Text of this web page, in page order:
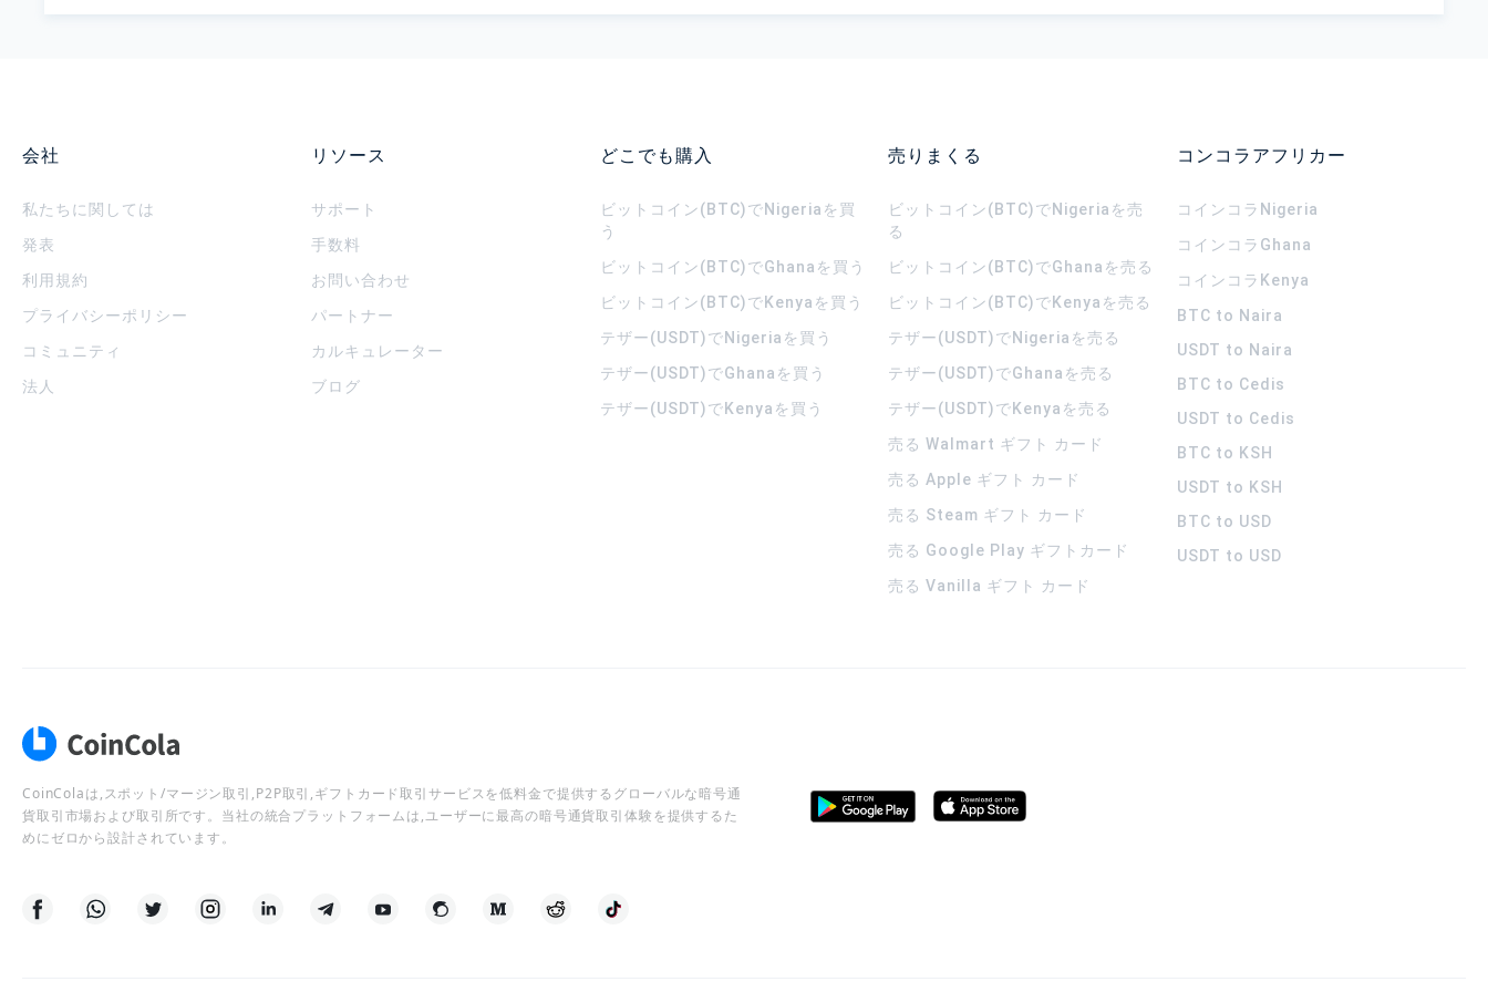
会社
私たちに関しては
発表
利用規約
プライバシーポリシー
コミュニティ
法人
リソース
サポート
手数料
お問い合わせ
パートナー
カルキュレーター
ブログ
どこでも購入
ビットコイン(BTC)でNigeriaを買
う
ビットコイン(BTC)でGhanaを買う
ビットコイン(BTC)でKenyaを買う
テザー(USDT)でNigeriaを買う
テザー(USDT)でGhanaを買う
テザー(USDT)でKenyaを買う
売りまくる
ビットコイン(BTC)でNigeriaを売
る
ビットコイン(BTC)でGhanaを売る
ビットコイン(BTC)でKenyaを売る
テザー(USDT)でNigeriaを売る
テザー(USDT)でGhanaを売る
テザー(USDT)でKenyaを売る
売る Walmart ギフト カード
売る Apple ギフト カード
売る Steam ギフト カード
売る Google Play ギフトカード
売る Vanilla ギフト カード
コンコラアフリカー
コインコラ Nigeria
コインコラ Ghana
コインコラ Kenya
BTC to Naira
USDT to Naira
BTC to Cedis
USDT to Cedis
BTC to KSH
USDT to KSH
BTC to USD
USDT to USD
CoinColaは,スポット/マージン取引,P2P取引,ギフトカード取引サービスを低料金で提供するグローバルな暗号通
貨取引市場および取引所です。当社の統合プラットフォームは,ユーザーに最高の暗号通貨取引体験を提供するた
めにゼロから設計されています。